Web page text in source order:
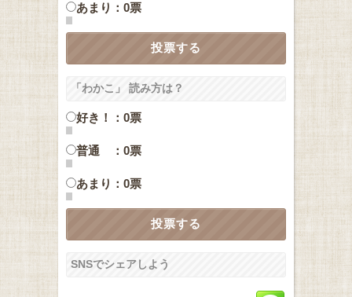
あまり：0票
「わかこ」 読み方は？
好き！：0票
普通 ：0票
あまり：0票
SNSでシェアしよう